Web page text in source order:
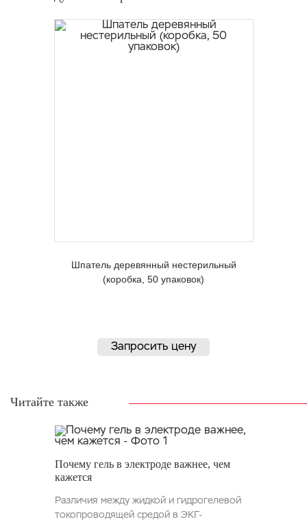
Шпатель деревянный нестерильный
(коробка, 50 упаковок)
Запросить цену
Читайте также
Почему гель в электроде важнее, чем
кажется
Различия между жидкой и гидрогелевой
токопроводящей средой в ЭКГ-